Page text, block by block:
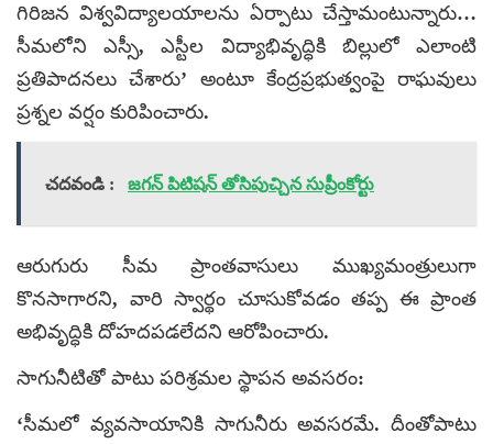
గిరిజన విశ్వవిద్యాలయాలను ఏర్పాటు చేస్తామంటున్నారు…
సీమలోని ఎస్సీ, ఎస్టీల విద్యాభివృద్ధికి బిల్లులో ఎలాంటి
ప్రతిపాదనలు చేశారు’ అంటూ కేంద్రప్రభుత్వంపై రాఘవులు
ప్రశ్నల వర్షం కురిపించారు.
చదవండి : జగన్ పిటిషన్ తోసిపుచ్చిన సుప్రీంకోర్టు
ఆరుగురు సీమ ప్రాంతవాసులు ముఖ్యమంత్రులుగా
కొనసాగారని, వారి స్వార్థం చూసుకోవడం తప్ప ఈ ప్రాంత
అభివృద్ధికి దోహదపడలేదని ఆరోపించారు.
సాగునీటితో పాటు పరిశ్రమల స్థాపన అవసరం:
‘సీమలో వ్యవసాయానికి సాగునీరు అవసరమే. దీంతోపాటు